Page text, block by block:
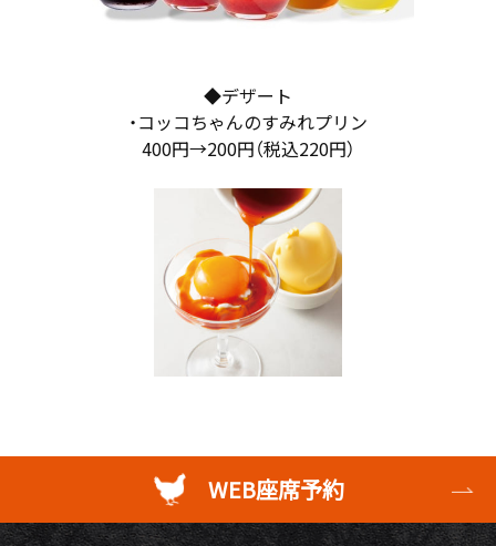
◆デザート
・コッコちゃんのすみれプリン
400円→200円（税込220円）
WEB座席予約